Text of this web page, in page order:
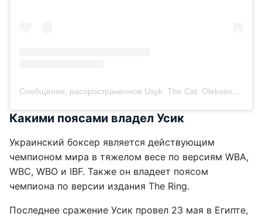
Сообщение, распространенное Usyk. The Cat. Oleksandr (@usykaa)
Какими поясами владел Усик
Украинский боксер является действующим
чемпионом мира в тяжелом весе по версиям WBA,
WBC, WBO и IBF. Также он владеет поясом
чемпиона по версии издания The Ring.
Последнее сражение Усик провел 23 мая в Египте,